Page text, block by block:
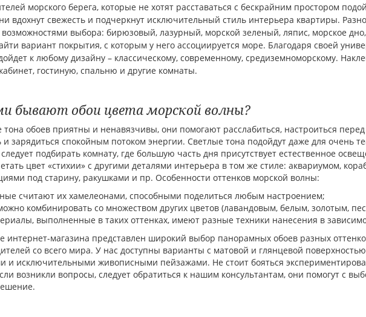
морского берега, которые не хотят расставаться с бескрайним простором
вдохнут свежесть и подчеркнут исключительный стиль интерьера квартиры.
возможностями выбора: бирюзовый, лазурный, морской зеленый, ляпис, морское
вариант покрытия, с которым у него ассоциируется море. Благодаря своей
к любому дизайну – классическому, современному, средиземноморскому.
гостиную, спальню и другие комнаты.
бывают обои цвета морской волны?
тона обоев приятны и ненавязчивы, они помогают расслабиться, настроиться
и зарядиться спокойным потоком энергии. Светлые тона подойдут даже для очень
подбирать комнату, где большую часть дня присутствует естественное
цвет «стихии» с другими деталями интерьера в том же стиле: аквариумом,
под старину, ракушками и пр. Особенности оттенков морской волны:
считают их хамелеонами, способными поделиться любым настроением;
комбинировать со множеством других цветов (лавандовым, белым, золотым,
выполненные в таких оттенках, имеют разные техники нанесения в
интернет-магазина представлен широкий выбор панорамных обоев разных
со всего мира. У нас доступны варианты с матовой и глянцевой
и исключительными живописными пейзажами. Не стоит бояться
возникли вопросы, следует обратиться к нашим консультантам, они помогут с